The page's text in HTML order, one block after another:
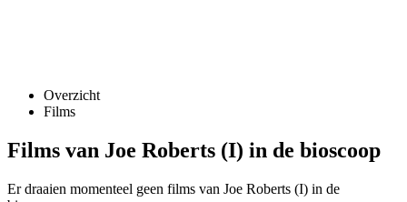
Overzicht
Films
Films van Joe Roberts (I) in de bioscoop
Er draaien momenteel geen films van Joe Roberts (I) in de